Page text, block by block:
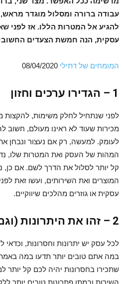
עבודה ברורה ומסלול מוגדר
להגיע אל המטרות הללו. אז לפני
עסקית, הנה חמשת הצעדים
המומחים של דתילי
1 – הגדירו ערכים וחזון
לפני שנתחיל לחלק משימות, להקצות
מכירות שעוד לא ראינו מעולם, חשוב
לעומק. למעשה, רק אם נעצור ונבחן
המהות של העסק ואת המטרות שלו, נדע
קל יותר לסלול את הדרך לשם. אם
המוצרים ואת השירותים, ועשו זאת
עסקית או גוזרים מהלכים שיווקיים.
2 – זהו את היתרונות (וגם את החסרונות)
לכל עסק יש יתרונות וחסרונות,
במה אתם טובים יותר תדעו במה
שתכירו בחסרונות יהיה לכם קל
השירות ובמתן פתרונות טובים יותר